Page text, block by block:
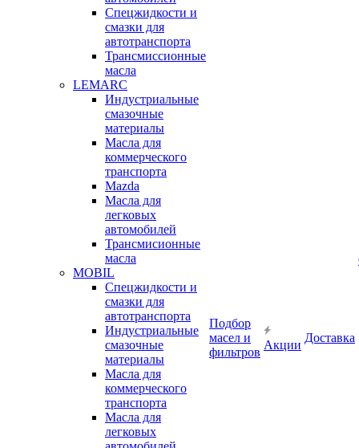
Спецжидкости и
смазки для
автотранспорта
Трансмиссионные
масла
LEMARC
Индустриальные
смазочные
материалы
Масла для
коммерческого
транспорта
Mazda
Масла для
легковых
автомобилей
Трансмисионные
масла
MOBIL
Cпецжидкости и
смазки для
автотранспорта
Индустриальные
смазочные
материалы
Масла для
коммерческого
транспорта
Масла для
легковых
Подбор
масел и
фильтров
Акции
Доставка